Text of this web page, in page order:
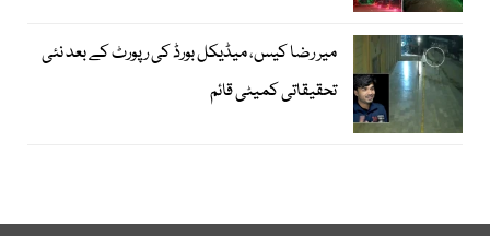
میر رضا کیس، میڈیکل بورڈ کی رپورٹ کے بعد نئی
تحقیقاتی کمیٹی قائم